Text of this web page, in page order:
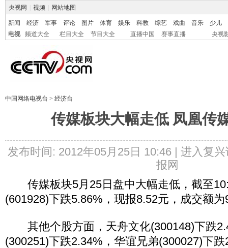
央视网 视频 网站地图
新闻 经济 军事 评论 图片 体育 娱乐 科教 综艺 戏曲 音乐
少儿
电视
频道大全 栏目大全 节目大全 直播中国 赛事直播 央视
中国网络电视台 > 经济台
传媒板块大幅走低 凤凰传
发布时间: 2012年05月25日 10:46 | 进入复兴
报网
传媒板块5月25日盘中大幅走低，截至
(601928)下跌5.86%，现报8.52元，成交额
其他个股方面，天舟文化(300148)下跌
(300251)下跌2.34%，华谊兄弟(300027)下